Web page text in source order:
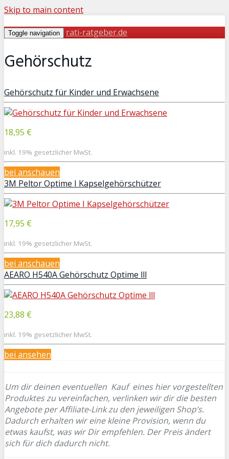
Skip to main content
Toggle navigation rati-ratgeber.de
Gehörschutz
Gehörschutz für Kinder und Erwachsene
18,95 €
inkl. 19% gesetzlicher MwSt.
bei anschauen
3M Peltor Optime I Kapselgehörschützer
17,95 €
inkl. 19% gesetzlicher MwSt.
bei anschauen
AEARO H540A Gehörschutz Optime lll
23,88 €
inkl. 19% gesetzlicher MwSt.
bei ansehen
Um dir deinen eventuellen Kauf eines hier vorgestellten
Produktes zu vereinfachen, verlinken wir dir die besten
Angebote per Affiliate-Link zu den jeweiligen Shop’s.
Dadurch erhalten wir eine kleine Provision, wenn du
etwas kaufst, was wir Dir empfehlen. Der Preis ändert
sich für dich dadurch nicht.